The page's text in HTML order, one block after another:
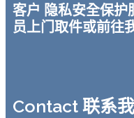
客户 隐私安全保护
员上门取件或前往
Contact 联系